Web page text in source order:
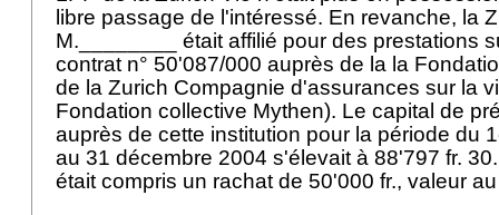
libre passage de l'intéressé. En revanche, la
M.________ était affilié pour des prestations
contrat n° 50'087/000 auprès de la la
de la Zurich Compagnie d'assurances sur la
Fondation collective Mythen). Le capital de
auprès de cette institution pour la période du
au 31 décembre 2004 s'élevait à 88'797 fr.
était compris un rachat de 50'000 fr., valeur